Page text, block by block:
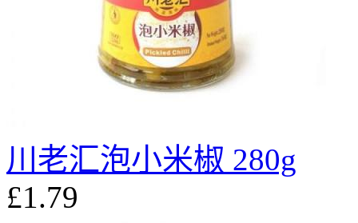
川老汇泡小米椒 280g
£1.79